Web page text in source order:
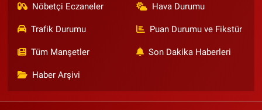
Nöbetçi Eczaneler Hava Durumu
Trafik Durumu Puan Durumu ve Fikstür
Tüm Manşetler Son Dakika Haberleri
Haber Arşivi